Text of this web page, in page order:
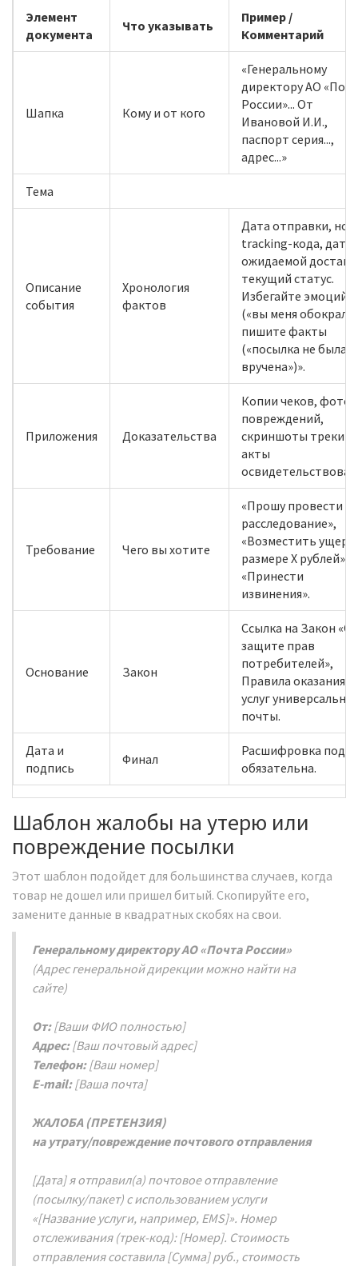
Элемент
документа
Что указывать
Пример /
Комментарий
Шапка Кому и от кого
«Генеральному
директору АО
России»... От
Ивановой И.И.,
паспорт серия...,
адрес...»
Тема
Описание
события
Хронология
фактов
Дата отправки,
tracking-кода, дата
ожидаемой
текущий статус.
Избегайте эмоций
(«вы меня
пишите факты
(«посылка не была
вручена»)».
Приложения Доказательства
Копии чеков, фото
повреждений,
скриншоты
акты
Требование Чего вы хотите
«Прошу провести
расследование»,
«Возместить ущерб
размере X рублей»,
«Принести
извинения».
Основание Закон
Ссылка на Закон «О
защите прав
потребителей»,
Правила оказания
услуг
почты.
Дата и
подпись
Финал
Расшифровка
обязательна.
Шаблон жалобы на утерю или
повреждение посылки
Этот шаблон подойдет для большинства случаев, когда
товар не дошел или пришел битый. Скопируйте его,
замените данные в квадратных скобях на свои.
Генеральному директору АО «Почта России»
(Адрес генеральной дирекции можно найти на
сайте)
От:[Ваши ФИО полностью]
Адрес:[Ваш почтовый адрес]
Телефон:[Ваш номер]
E-mail:[Ваша почта]
ЖАЛОБА (ПРЕТЕНЗИЯ)
на утрату/повреждение почтового отправления
[Дата] я отправил(а) почтовое отправление
(посылку/пакет) с использованием услуги
«[Название услуги, например, EMS]». Номер
отслеживания (трек-код): [Номер]. Стоимость
отправления составила [Сумма] руб., стоимость